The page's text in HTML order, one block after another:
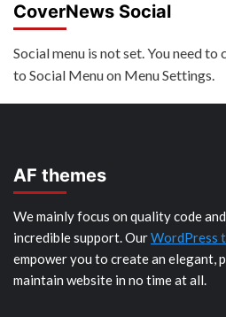
CoverNews Social
Social menu is not set. You need to
to Social Menu on Menu Settings.
AF themes
We mainly focus on quality code
incredible support. OurWordPress
empower you to create an elegant,
maintain website in no time at all.